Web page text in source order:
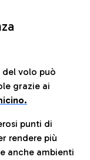
volo può
grazie ai
punti di
rendere più
anche ambienti